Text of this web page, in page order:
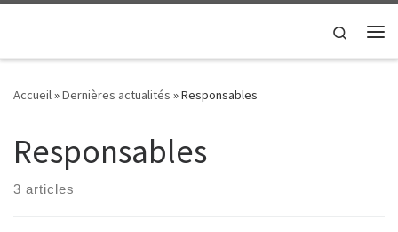
Search
Accueil»Dernières actualités »Responsables
Responsables
3 articles